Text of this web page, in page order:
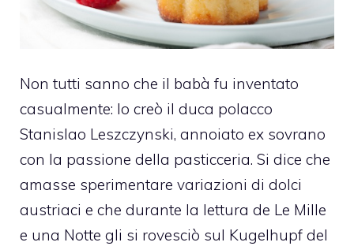
Non tutti sanno che il babà fu inventato
casualmente: lo creò il duca polacco
Stanislao Leszczynski, annoiato ex sovrano
con la passione della pasticceria. Si dice che
amasse sperimentare variazioni di dolci
austriaci e che durante la lettura de Le Mille
e una Notte gli si rovesciò sul Kugelhupf del